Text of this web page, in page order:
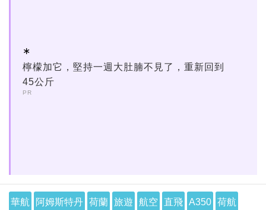
檸檬加它，堅持一週大肚腩不見了，重新回到
45公斤
PR
華航 阿姆斯特丹 荷蘭 旅遊 航空 直飛 A350 荷航